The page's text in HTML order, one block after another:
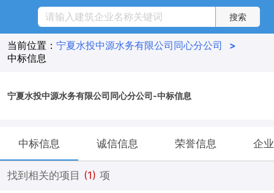
当前位置： 宁夏水投中源水务有限公司同心分公司
>
中标信息
宁夏水投中源水务有限公司同心分公司-中标信息
中标信息 诚信信息 荣誉信息 企
找到相关的项目 (1) 项